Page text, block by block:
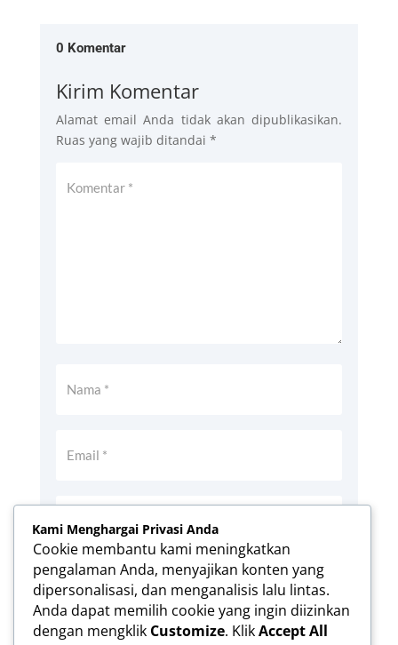
0 Komentar
Kirim Komentar
Alamat email Anda tidak akan dipublikasikan.
Ruas yang wajib ditandai *
Simpan nama, email, dan situs web saya
pada peramban ini untuk komentar saya
berikutnya.
Kami Menghargai Privasi Anda
Cookie membantu kami meningkatkan
pengalaman Anda, menyajikan konten yang
dipersonalisasi, dan menganalisis lalu lintas.
Anda dapat memilih cookie yang ingin diizinkan
dengan mengklik Customize. KlikAccept All